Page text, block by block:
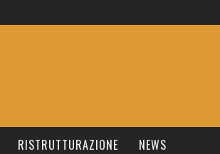
RISTRUTTURAZIONE NEWS